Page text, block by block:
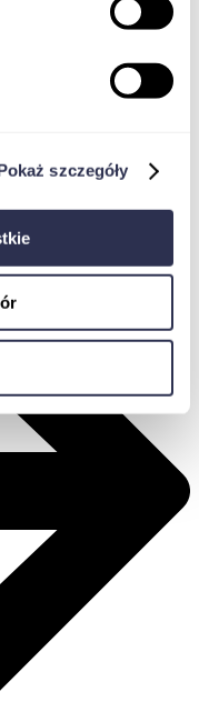
szczegóły